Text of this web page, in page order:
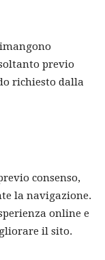
previo
richiesto dalla
consenso,
la navigazione.
online e
il sito.